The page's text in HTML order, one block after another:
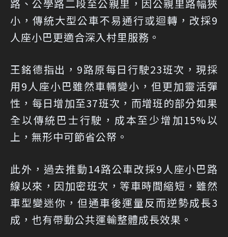
路、公學路二段至公親里，因公親里路幅狹
小，傳統大型公車不易通行或迴轉，改採9
人座小巴更適合深入村里服務。
王銘德指出，9路原每日行駛23班次，現採
用9人座小巴雖然車輛變小，但更加靈活彈
性，每日增加至37班次，而增班的部分如果
全以傳統巴士行駛，成本至少增加15%以
上，無形中可節省公帑。
此外，過去推動14路公車改採9人座小巴路
線以來，因加密班次，等車時間縮短，雖然
車型變迷你，但通車後運量反而逆勢成長3
成，也有帶動公共運輸整體成長效果。